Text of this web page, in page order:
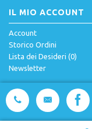
IL MIO ACCOUNT
Account
Storico Ordini
Lista dei Desideri (0)
Newsletter